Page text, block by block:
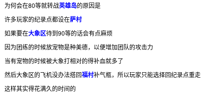
为何会在80等就转战英雄岛的原因是
许多玩家的纪录点都设在萨村
如果要在大象区待到90等的话会有点麻烦
因为团练的时候放宠物是种美德，以便增加团队的攻击力
当有宠物的时候被大象打相对的得补血就多了
然后大象区的飞机没办法搭回福村补气瓶，所以玩家只能选择回纪录点重走
这样其实得花满久的时间的